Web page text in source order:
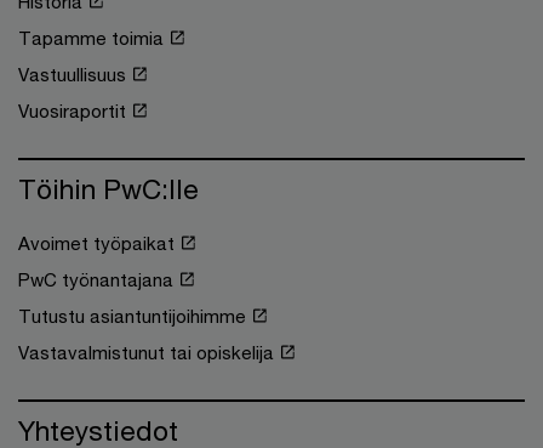
Tapamme toimia
Vastuullisuus
Vuosiraportit
Töihin PwC:lle
Avoimet työpaikat
PwC työnantajana
Tutustu asiantuntijoihimme
Vastavalmistunut tai opiskelija
Yhteystiedot